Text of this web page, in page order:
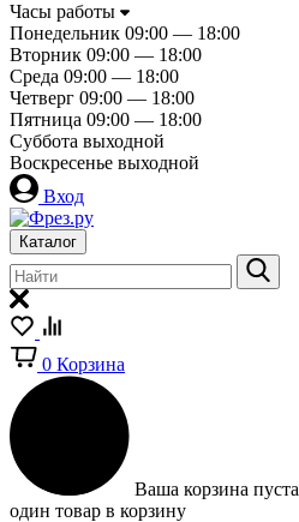
Часы работы
Понедельник 09:00 — 18:00
Вторник 09:00 — 18:00
Среда 09:00 — 18:00
Четверг 09:00 — 18:00
Пятница 09:00 — 18:00
Суббота выходной
Воскресенье выходной
Вход
Каталог
0 Корзина
Ваша корзина пуста
один товар в корзину